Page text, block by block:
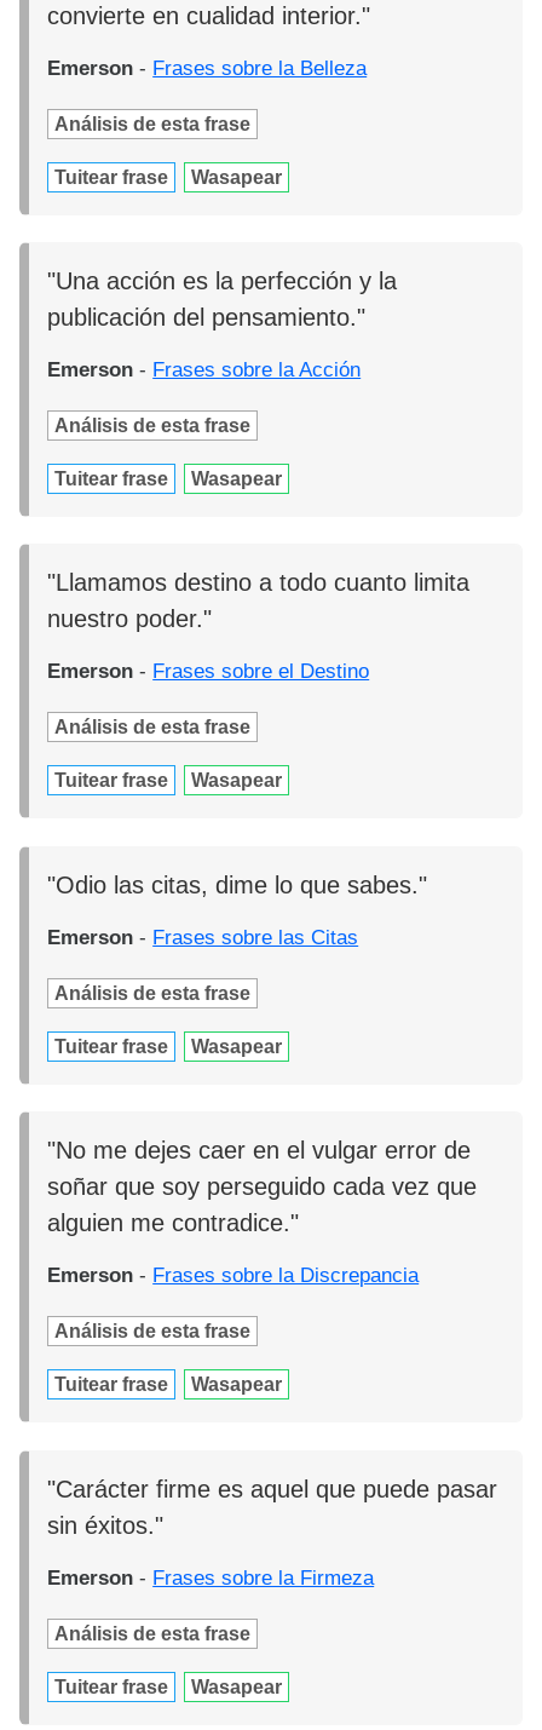
convierte en cualidad interior."
Emerson - Frases sobre la Belleza
Análisis de esta frase
Tuitear frase Wasapear
"Una acción es la perfección y la
publicación del pensamiento."
Emerson - Frases sobre la Acción
Análisis de esta frase
Tuitear frase Wasapear
"Llamamos destino a todo cuanto limita
nuestro poder."
Emerson - Frases sobre el Destino
Análisis de esta frase
Tuitear frase Wasapear
"Odio las citas, dime lo que sabes."
Emerson - Frases sobre las Citas
Análisis de esta frase
Tuitear frase Wasapear
"No me dejes caer en el vulgar error de
soñar que soy perseguido cada vez que
alguien me contradice."
Emerson - Frases sobre la Discrepancia
Análisis de esta frase
Tuitear frase Wasapear
"Carácter firme es aquel que puede pasar
sin éxitos."
Emerson - Frases sobre la Firmeza
Análisis de esta frase
Tuitear frase Wasapear